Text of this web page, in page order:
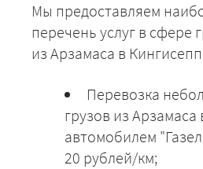
Мы предоставляем
перечень услуг в сфере
из Арзамаса в
Перевозка
грузов из Арзамаса
автомобилем
20 рублей/км;